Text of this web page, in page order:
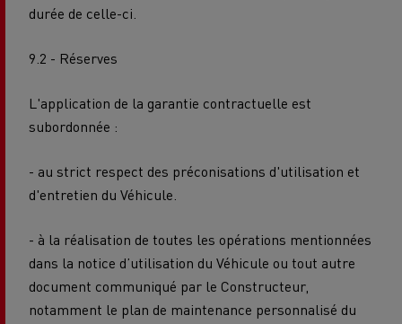
durée de celle-ci.
9.2 - Réserves
L'application de la garantie contractuelle est
subordonnée :
- au strict respect des préconisations d'utilisation et
d'entretien du Véhicule.
- à la réalisation de toutes les opérations mentionnées
dans la notice d’utilisation du Véhicule ou tout autre
document communiqué par le Constructeur,
notamment le plan de maintenance personnalisé du